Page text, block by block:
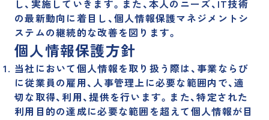
会社情報
企業理念
事業紹介
経営陣紹介
会社概要・沿革
支店一覧
サステナビリティ
し、実施していきます。また、本人のニーズ、IT技術
の最新動向に着目し、個人情報保護マネジメントシ
ステムの継続的な改善を図ります。
個人情報保護方針
当社において個人情報を取り扱う際は、事業ならび
に従業員の雇用、人事管理上に必要な範囲内で、適
切な取得、利用、提供を行います。また、特定された
利用目的の達成に必要な範囲を超えて個人情報が目